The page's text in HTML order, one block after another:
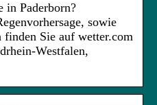
in Paderborn?
sowie
finden Sie auf wetter.com
Westfalen,